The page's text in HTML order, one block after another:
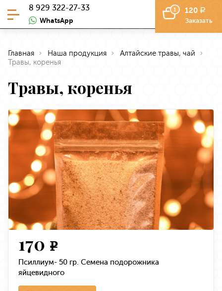
8 929 322-27-33
WhatsApp
1 120 a
Заказать
Главная Наша продукция
Алтайские травы, чай
Травы, коренья
Травы, коренья
170 e
Псиллиум- 50 гр. Семена подорожника
яйцевидного